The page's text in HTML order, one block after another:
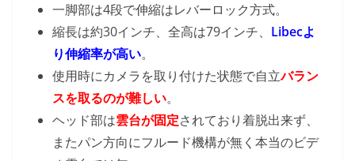
一脚部は4段で伸縮はレバーロック方式。
縮長は約30インチ、全高は79インチ、 Libecよ
り伸縮率が高い。
使用時にカメラを取り付けた状態で自立バラン
スを取るのが難しい。
ヘッド部は雲台が固定されており着脱出来ず、
またパン方向にフルード機構が無く本当のビデ